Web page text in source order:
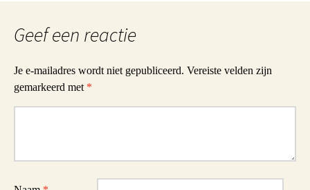
Geef een reactie
Je e-mailadres wordt niet gepubliceerd. Vereiste velden zijn
gemarkeerd met *